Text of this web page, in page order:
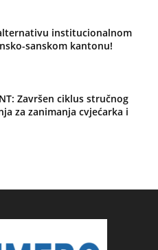
institucionalnom
sanskom kantonu!
Završen ciklus stručnog
za zanimanja cvjećarka i